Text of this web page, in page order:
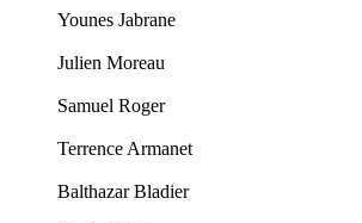
Younes Jabrane
Julien Moreau
Samuel Roger
Terrence Armanet
Balthazar Bladier